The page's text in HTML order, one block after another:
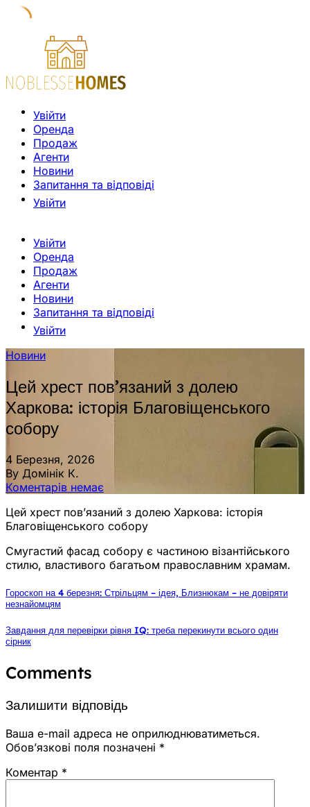
Увійти
Оренда
Продаж
Агенти
Новини
Запитання та відповіді
Увійти
Увійти
Оренда
Продаж
Агенти
Новини
Запитання та відповіді
Увійти
Новини
Цей хрест пов’язаний з долею
Харкова: історія Благовіщенського
собору
4 Березня, 2026
By Домінік К.
Коментарів немає
Цей хрест пов’язаний з долею Харкова: історія
Благовіщенського собору
Смугастий фасад собору є частиною візантійського
стилю, властивого багатьом православним храмам.
Гороскоп на 4 березня: Стрільцям – ідея, Близнюкам – не довіряти
незнайомцям
Завдання для перевірки рівня IQ: треба перекинути всього один
сірник
Comments
Залишити відповідь
Ваша e-mail адреса не оприлюднюватиметься.
Обов’язкові поля позначені *
Коментар *